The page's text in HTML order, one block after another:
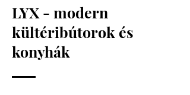
LYX - modern
kültéribútorok és
konyhák